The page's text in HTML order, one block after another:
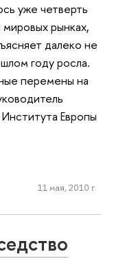
уже четверть
рынках,
далеко не
году росла.
перемены на
Европы
11 мая, 2010 г.